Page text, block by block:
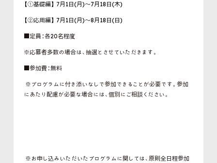
【①基礎編】 7月1日(月)〜7月18日(木)
【②応用編】 7月1日(月)〜8月18日(日)
■定員：各20名程度
※応募者多数の場合は、抽選とさせていただきます。
■参加費：無料
※プログラムに付き添いなしで参加できることが必要です。参加
にあたり配慮が必要な場合には、個別にご相談ください。
※お申し込みいただいたプログラムに関しては、原則全日程参加